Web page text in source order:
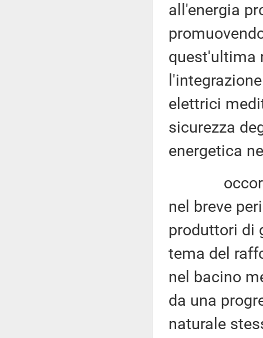
all'energia
quest'ultima
elettrici
sicurezza
energetica
nel breve
produttori di
tema del
nel bacino
da una
naturale